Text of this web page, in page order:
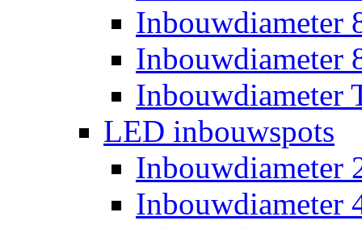
Inbouwdiameter
Inbouwdiameter
Inbouwdiameter
LED inbouwspots
Inbouwdiameter
Inbouwdiameter